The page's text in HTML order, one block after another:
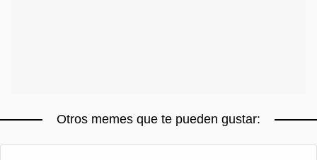
Otros memes que te pueden gustar: